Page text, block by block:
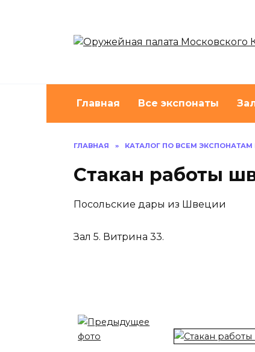
Главная Все экспонаты
ГЛАВНАЯ » КАТАЛОГ ПО ВСЕМ
Стакан работы
Посольские дары из Швеции
Зал 5. Витрина 33.